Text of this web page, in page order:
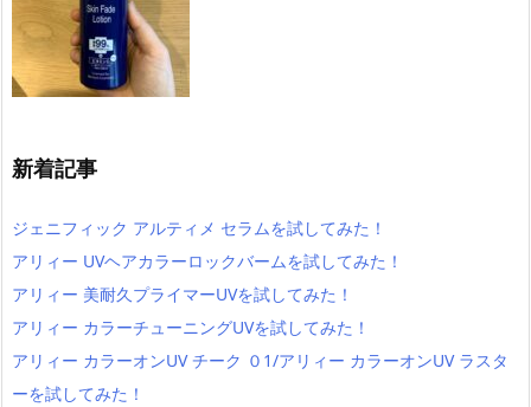
新着記事
ジェニフィック アルティメ セラムを試してみた！
アリィー UVヘアカラーロックバームを試してみた！
アリィー 美耐久プライマーUVを試してみた！
アリィー カラーチューニングUVを試してみた！
アリィー カラーオンUV チーク ０1/アリィー カラーオンUV ラスタ
ーを試してみた！